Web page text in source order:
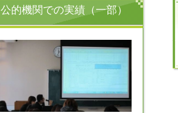
公的機関での実績（一部）